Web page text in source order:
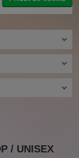
/ UNISEX